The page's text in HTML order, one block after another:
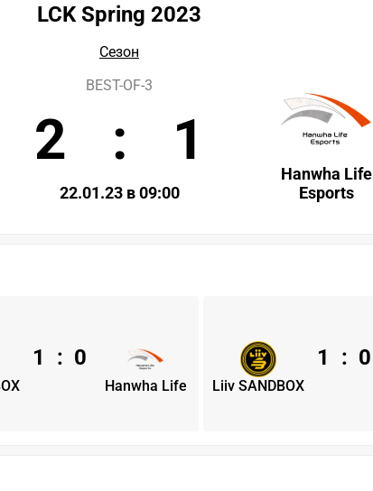
LCK Spring 2023
Сезон
Hanwha Life
Esports
BEST-OF-3
2 : 1
22.01.23 в 09:00
Hanwha Life
1 : 0
Liiv SANDBOX
1 : 0